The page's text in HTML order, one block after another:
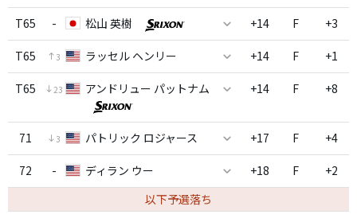
T65 - 松山 英樹 +14 F +3
T65 3 ラッセル ヘンリー +14 F +1
T65 23 アンドリュー パットナム +14 F +8
71 3 パトリック ロジャース +17 F +4
72 - ディラン ウー +18 F
+2
以下予選落ち